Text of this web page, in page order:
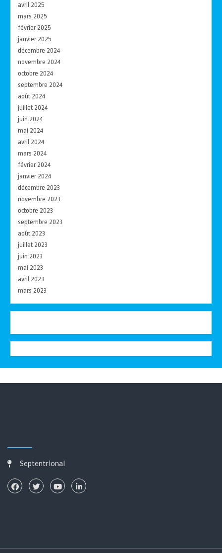
avril 2025
mars 2025
février 2025
janvier 2025
décembre 2024
novembre 2024
octobre 2024
septembre 2024
août 2024
juillet 2024
juin 2024
mai 2024
avril 2024
mars 2024
février 2024
janvier 2024
décembre 2023
novembre 2023
octobre 2023
septembre 2023
août 2023
juillet 2023
juin 2023
mai 2023
avril 2023
mars 2023
Septentrional